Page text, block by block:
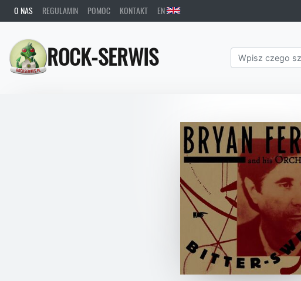
O NAS REGULAMIN POMOC KONTAKT EN
ROCK-SERWIS